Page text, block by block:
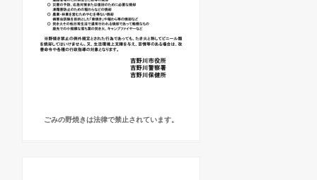
ごみの野焼きは法律で禁止されています。